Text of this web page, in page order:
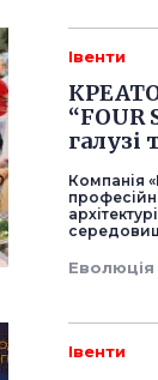
Івенти
“FOUR
галузі
Компанія
Івенти